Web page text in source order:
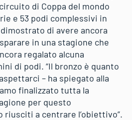
di Coppa del mondo
e 53 podi complessivi in
di avere ancora
in una stagione che
regalato alcuna
di podi. “Il bronzo è quanto
– ha spiegato alla
finalizzato tutta la
per questo
riusciti a centrare l’obiettivo”.